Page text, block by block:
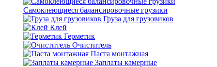
Самоклеющиеся балансировочные грузики
Груза для грузовиков
Клей
Герметик
Очиститель
Паста монтажная
Заплаты камерные